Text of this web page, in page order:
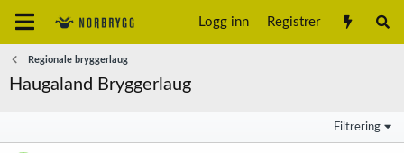
Logg inn Registrer
Regionale bryggerlaug
Haugaland Bryggerlaug
Filtrering